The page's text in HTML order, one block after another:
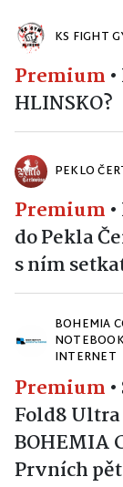
KS FIGHT
Premium •
HLINSKO?
PEKLO
Premium •
do Pekla
s ním
BOHEMIA
INTERNET
Premium •
Fold8
BOHEMIA
Prvních